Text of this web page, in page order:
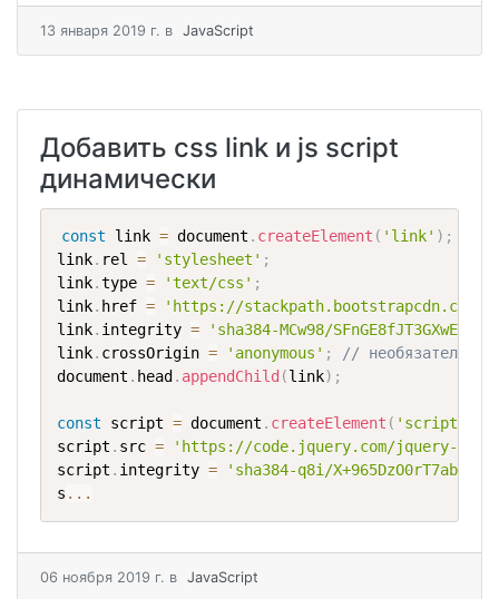
13 января 2019 г. в JavaScript
Добавить css link и js script
динамически
const link = document . createElement ( 'link' ) ;
link. rel = 'stylesheet' ;
link.type = 'text/css' ;
link. href =
'https://stackpath.bootstrapcdn.com/
link. integrity =
'sha384-MCw98/
link. crossOrigin = 'anonymous' ;
// необязательно
document . head . appendChild (link) ;
const script = document . createElement ( 'script'
script . src =
'https://code.jquery.com/jquery-
script . integrity =
'sha384-q8i/
s ...
06 ноября 2019 г. в JavaScript